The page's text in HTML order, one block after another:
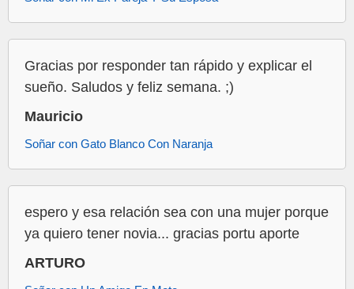
Gracias por responder tan rápido y explicar el
sueño. Saludos y feliz semana. ;)
Mauricio
Soñar con Gato Blanco Con Naranja
espero y esa relación sea con una mujer porque
ya quiero tener novia... gracias portu aporte
ARTURO